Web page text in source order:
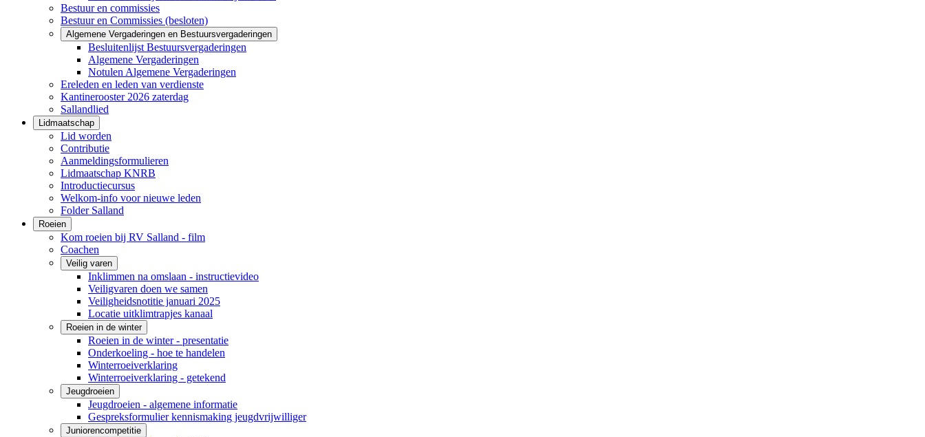
Bestuur en commissies
Bestuur en Commissies (besloten)
Algemene Vergaderingen en Bestuursvergaderingen
Besluitenlijst Bestuursvergaderingen
Algemene Vergaderingen
Notulen Algemene Vergaderingen
Ereleden en leden van verdienste
Kantinerooster 2026 zaterdag
Sallandlied
Lidmaatschap
Lid worden
Contributie
Aanmeldingsformulieren
Lidmaatschap KNRB
Introductiecursus
Welkom-info voor nieuwe leden
Folder Salland
Roeien
Kom roeien bij RV Salland - film
Coachen
Veilig varen
Inklimmen na omslaan - instructievideo
Veiligvaren doen we samen
Veiligheidsnotitie januari 2025
Locatie uitklimtrapjes kanaal
Roeien in de winter
Roeien in de winter - presentatie
Onderkoeling - hoe te handelen
Winterroeiverklaring
Winterroeiverklaring - getekend
Jeugdroeien
Jeugdroeien - algemene informatie
Gespreksformulier kennismaking jeugdvrijwilliger
Juniorencompetitie